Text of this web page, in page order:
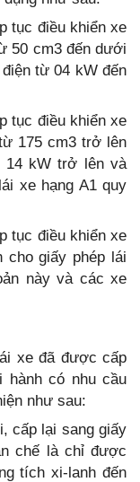
tục điều khiển xe
50 cm3 đến dưới
từ 04 kW đến
tục điều khiển xe
175 cm3 trở lên
14 kW trở lên và
xe hạng A1 quy
tục điều khiển xe
cho giấy phép lái
này và các xe
xe đã được cấp
có nhu cầu
như sau:
cấp lại sang giấy
chế là chỉ được
tích xi-lanh đến